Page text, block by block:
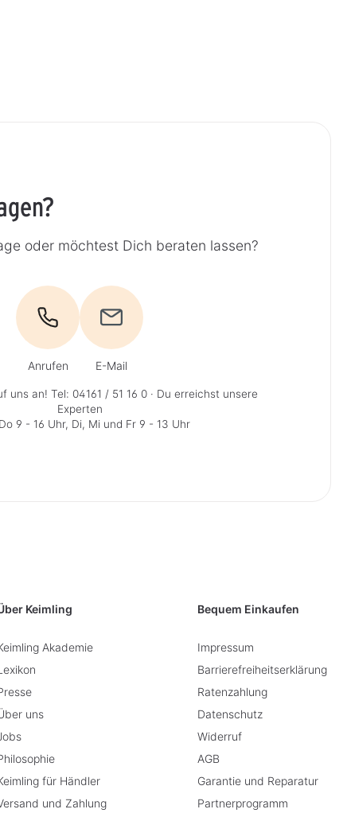
oder möchtest Dich beraten lassen?
Anrufen E-Mail
uns an! Tel: 04161 / 51 16 0· Du erreichst unsere
Experten
9 - 16 Uhr, Di, Mi und Fr 9 - 13 Uhr
Keimling
Akademie
uns
für Händler
und Zahlung
Bequem Einkaufen
Impressum
Barrierefreiheitserklärung
Ratenzahlung
Datenschutz
Widerruf
AGB
Garantie und Reparatur
Partnerprogramm